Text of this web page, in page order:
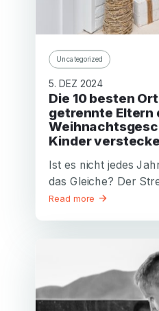
Uncategorized
5. DEZ 2024
Die 10 besten Orte, an denen
getrennte Eltern
Kinder
Ist es nicht jedes
das Gleiche? Der
Read more